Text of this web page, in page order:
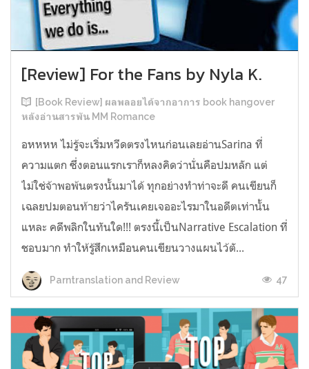
[Review] For the Fans by Nyla K.
[Book Review] ผลพลอยได้จากอาการ book hangover
หลังอ่านสารพัน MM Romance
อหหหห ไม่รู้จะเริ่มหวีดตรงไหนก่อนเลยอ่านSarina ที่
ความแตก ซึ่งตอนแรกเราก็หลงคิดว่านั่นคือปมหลัก แต่
ไม่ใช่จ้าพอพ้นตรงนั้นมาได้ ทุกอย่างทำท่าจะดี คนเขียนก็
เฉลยปมตอนท้ายว่าไครันเคยเจออะไรมาในอดีตเท่านั้น
แหละ คดีพลิกในทันใด!!! ตรงนี้เป็นNarrative Escalation ที่
ชอบมาก ทำให้รู้สึกเหมือนคนเขียนวางแผนไว้ตั...
Parntranslation and Review 47